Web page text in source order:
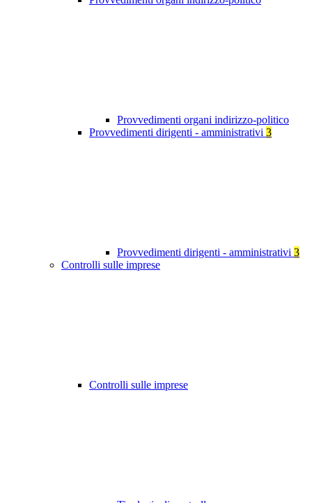
Provvedimenti organi indirizzo-politico
Provvedimenti dirigenti - amministrativi 3
Provvedimenti dirigenti - amministrativi 3
Controlli sulle imprese
Controlli sulle imprese